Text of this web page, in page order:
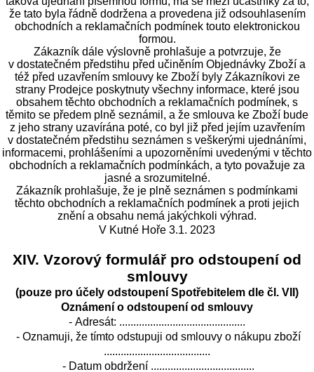
že tato byla řádně dodržena a provedena již odsouhlasením
obchodních a reklamačních podmínek touto elektronickou
formou.
Zákazník dále výslovně prohlašuje a potvrzuje, že
v dostatečném předstihu před učiněním Objednávky Zboží a
též před uzavřením smlouvy ke Zboží byly Zákazníkovi ze
strany Prodejce poskytnuty všechny informace, které jsou
obsahem těchto obchodních a reklamačních podmínek, s
těmito se předem plně seznámil, a že smlouva ke Zboží bude
z jeho strany uzavírána poté, co byl již před jejím uzavřením
v dostatečném předstihu seznámen s veškerými ujednáními,
informacemi, prohlášeními a upozorněními uvedenými v těchto
obchodních a reklamačních podmínkách, a tyto považuje za
jasné a srozumitelné.
Zákazník prohlašuje, že je plně seznámen s podmínkami
těchto obchodních a reklamačních podmínek a proti jejich
znění a obsahu nemá jakýchkoli výhrad.
V Kutné Hoře 3.1. 2023
XIV. Vzorový formulář pro odstoupení od
smlouvy
(pouze pro účely odstoupení Spotřebitelem dle čl. VII)
Oznámení o odstoupení od smlouvy
- Adresát: .............................................
- Oznamuji, že tímto odstupuji od smlouvy o nákupu zboží
......................................
- Datum obdržení .....................................